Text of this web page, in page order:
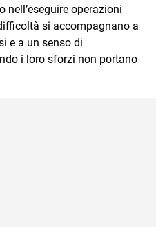
nell’eseguire operazioni
si accompagnano a
e a un senso di
i loro sforzi non portano